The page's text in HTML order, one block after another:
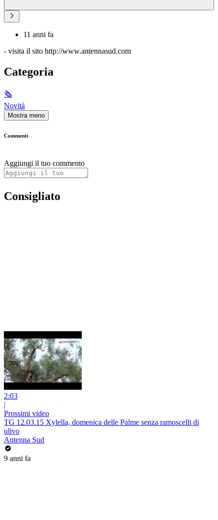
11 anni fa
- visita il sito http://www.antennasud.com
Categoria
🗞
Novità
Mostra meno
Commenti
Aggiungi il tuo commento
Consigliato
2:03
|
Prossimi video
TG 12.03.15 Xylella, domenica delle Palme senza ramoscelli di
ulivo
Antenna Sud
9 anni fa